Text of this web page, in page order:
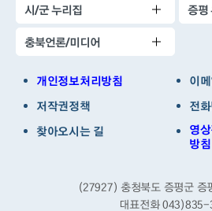
시/군 누리집
증평
충북언론/미디어
개인정보처리방침
이
저작권정책
전
찾아오시는 길
영
방침
(27927) 충청북도 증평군 증
대표전화